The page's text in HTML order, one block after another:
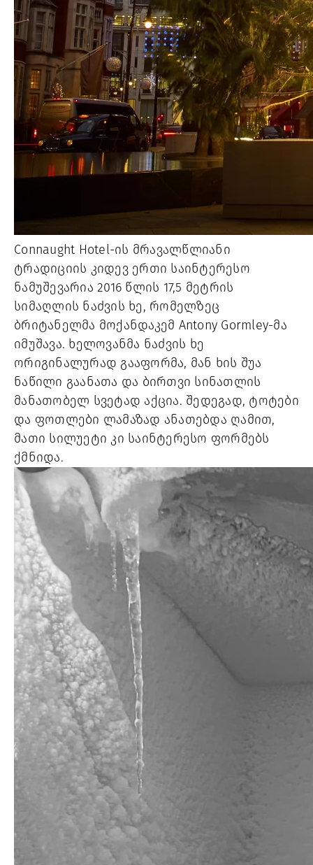
Connaught Hotel-ის მრავალწლიანი
ტრადიციის კიდევ ერთი საინტერესო
ნამუშევარია 2016 წლის 17,5 მეტრის
სიმაღლის ნაძვის ხე, რომელზეც
ბრიტანელმა მოქანდაკემ Antony Gormley-მა
იმუშავა. ხელოვანმა ნაძვის ხე
ორიგინალურად გააფორმა, მან ხის შუა
ნაწილი გაანათა და ბირთვი სინათლის
მანათობელ სვეტად აქცია. შედეგად, ტოტები
და ფოთლები ლამაზად ანათებდა ღამით,
მათი სილუეტი კი საინტერესო ფორმებს
ქმნიდა.